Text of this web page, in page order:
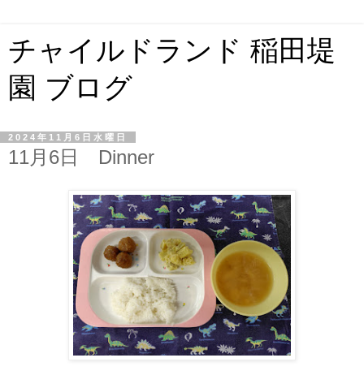
チャイルドランド 稲田堤
園 ブログ
2024年11月6日水曜日
11月6日 Dinner